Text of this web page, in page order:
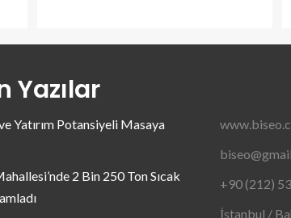
Yazılar
Yatırım Potansiyeli Masaya
2 Bin 250 Ton Sıcak
+90 (212)
İstanbul /